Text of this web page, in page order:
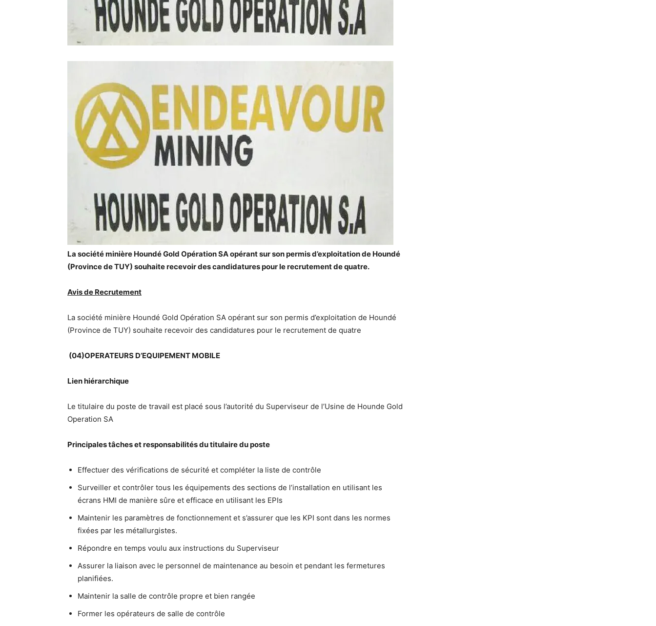
La société minière Houndé Gold Opération SA opérant sur son permis d’exploitation de Houndé
(Province de TUY) souhaite recevoir des candidatures pour le recrutement de quatre.
Avis de Recrutement
La société minière Houndé Gold Opération SA opérant sur son permis d’exploitation de Houndé
(Province de TUY) souhaite recevoir des candidatures pour le recrutement de quatre
(04)OPERATEURS D’EQUIPEMENT MOBILE
Lien hiérarchique
Le titulaire du poste de travail est placé sous l’autorité du Superviseur de l’Usine de Hounde Gold
Operation SA
Principales tâches et responsabilités du titulaire du poste
Effectuer des vérifications de sécurité et compléter la liste de contrôle
Surveiller et contrôler tous les équipements des sections de l’installation en utilisant les
écrans HMI de manière sûre et efficace en utilisant les EPIs
Maintenir les paramètres de fonctionnement et s’assurer que les KPI sont dans les normes
fixées par les métallurgistes.
Répondre en temps voulu aux instructions du Superviseur
Assurer la liaison avec le personnel de maintenance au besoin et pendant les fermetures
planifiées.
Maintenir la salle de contrôle propre et bien rangée
Former les opérateurs de salle de contrôle